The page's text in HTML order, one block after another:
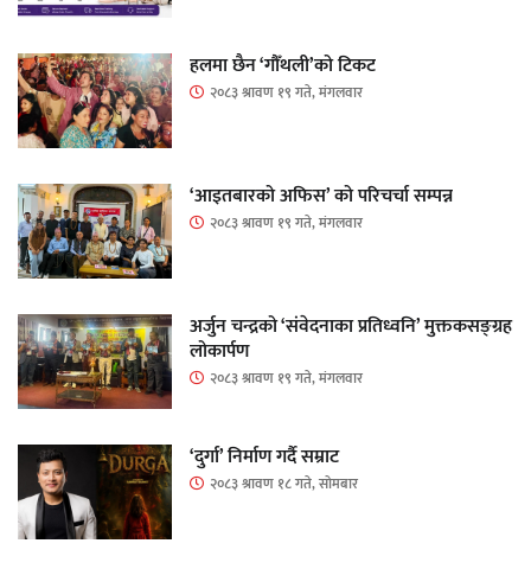
हलमा छैन ‘गौँथली’को टिकट
२०८३ श्रावण १९ गते, मंगलवार
‘आइतबारको अफिस’ को परिचर्चा सम्पन्न
२०८३ श्रावण १९ गते, मंगलवार
अर्जुन चन्द्रको ‘संवेदनाका प्रतिध्वनि’ मुक्तकसङ्ग्रह
लोकार्पण
२०८३ श्रावण १९ गते, मंगलवार
‘दुर्गा’ निर्माण गर्दै सम्राट
२०८३ श्रावण १८ गते, सोमबार